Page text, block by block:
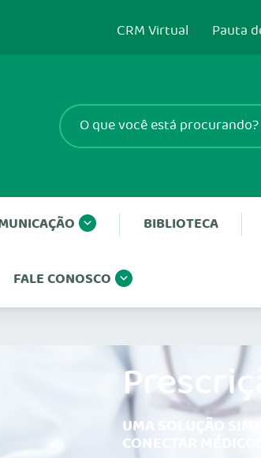
CRM Virtual Pauta
BIBLIOTECA
FALE CONOSCO
UMA SOLUÇÃO
CONECTAR